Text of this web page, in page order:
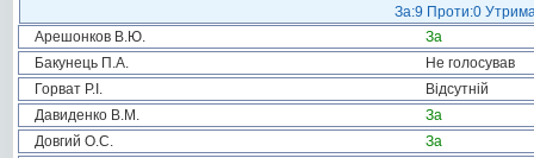
За:9 Проти:0
Арешонков В.Ю.
За
Бакунець П.А.
Не голосував
Горват Р.І.
Відсутній
Давиденко В.М.
За
Довгий О.С.
За